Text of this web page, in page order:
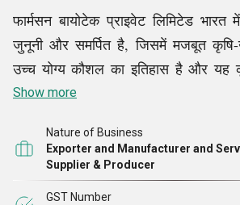
फार्मसन बायोटेक प्राइवेट लिमिटेड
जुनूनी और समर्पित है, जिसमें मजबूत कृषि-
उच्च योग्य कौशल का इतिहास है और
स्थायी कृषि विचार प्रदान करता है। हम
निर्यात में सक्रिय हैं।
अच्छे बीज किसान की आर्थिक
Show more
Nature of Business
Exporter and Manufacturer and
Supplier & Producer
GST Number